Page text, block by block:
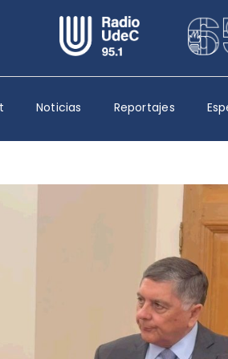
Escuchar Radio UdeC
Quiénes Somos
Programación
Noticias
Reportajes
Columnas
Música Clásica
Especiales
Noticias Reportajes